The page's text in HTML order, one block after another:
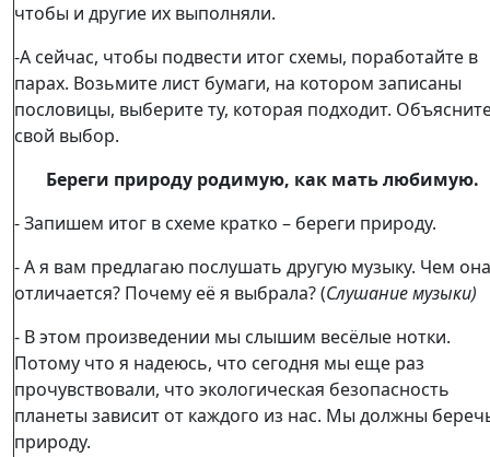
чтобы и другие их выполняли.
-А сейчас, чтобы подвести итог схемы, поработайте в
парах. Возьмите лист бумаги, на котором записаны
пословицы, выберите ту, которая подходит.
свой выбор.
Береги природу родимую, как мать любимую.
- Запишем итог в схеме кратко – береги природу.
- А я вам предлагаю послушать другую музыку. Чем она
отличается? Почему её я выбрала? (Слушание музыки)
- В этом произведении мы слышим весёлые нотки.
Потому что я надеюсь, что сегодня мы еще раз
прочувствовали, что экологическая безопасность
планеты зависит от каждого из нас. Мы должны
природу.